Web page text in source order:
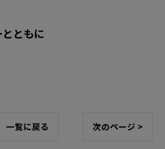
ともに
一覧に戻る 次のページ >